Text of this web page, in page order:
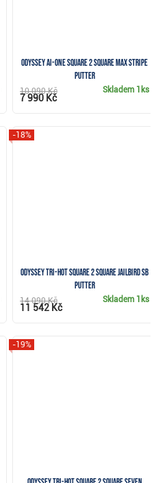
Odyssey Ai-ONE Square 2 Square Max Stripe
putter
Skladem 1ks
10 090 Kč
7 990 Kč
Odyssey Tri-Hot Square 2 Square Jailbird SB
putter
-18%
Skladem 1ks
14 090 Kč
11 542 Kč
-19%